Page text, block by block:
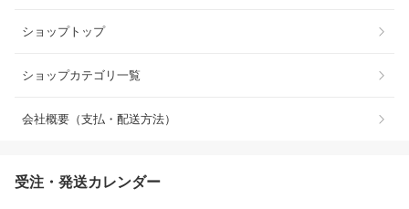
ショップトップ
ショップカテゴリ一覧
会社概要（支払・配送方法）
受注・発送カレンダー